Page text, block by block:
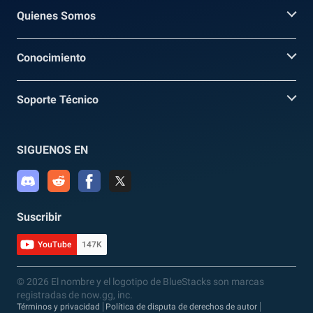
Quienes Somos
Conocimiento
Soporte Técnico
SIGUENOS EN
Suscribir
YouTube 147K
© 2026 El nombre y el logotipo de BlueStacks son marcas
registradas de now.gg, inc.
Términos y privacidad
Política de disputa de derechos de autor